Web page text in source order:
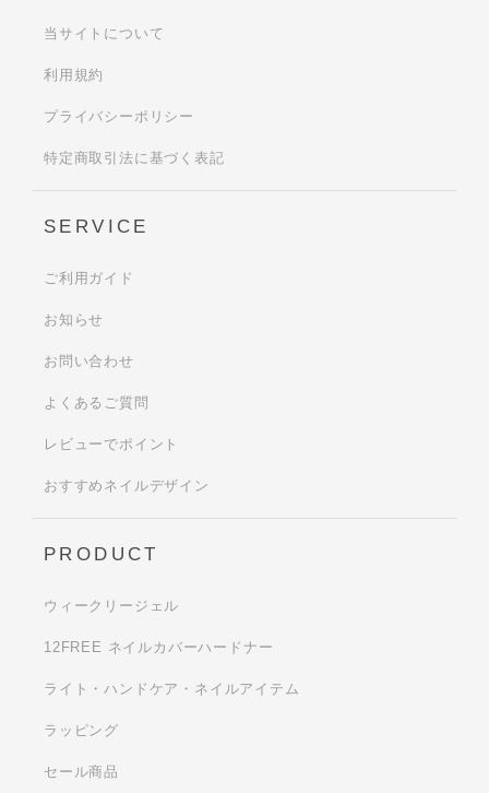
当サイトについて
利用規約
プライバシーポリシー
特定商取引法に基づく表記
SERVICE
ご利用ガイド
お知らせ
お問い合わせ
よくあるご質問
レビューでポイント
おすすめネイルデザイン
PRODUCT
ウィークリージェル
12FREE ネイルカバーハードナー
ライト・ハンドケア・ネイルアイテム
ラッピング
セール商品